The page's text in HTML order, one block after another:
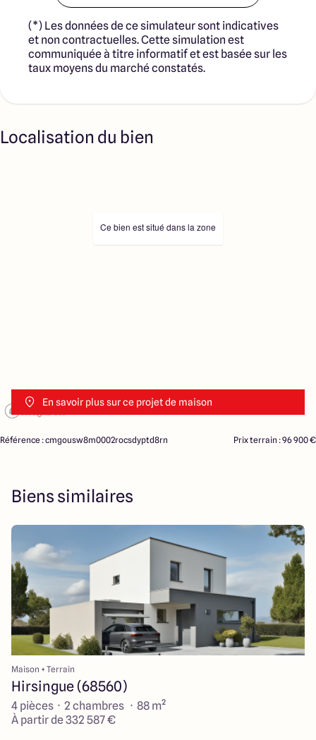
(*) Les données de ce simulateur sont indicatives
et non contractuelles. Cette simulation est
communiquée à titre informatif et est basée sur les
taux moyens du marché constatés.
Localisation du bien
En savoir plus sur ce projet de maison
Ce bien est situé dans la zone
Référence : cmgousw8m0002rocsdyptd8rn Prix terrain : 96 900 €
Biens similaires
Maison + Terrain
Hirsingue (68560)
4 pièces · 2 chambres · 88 m²
À partir de 332 587 €